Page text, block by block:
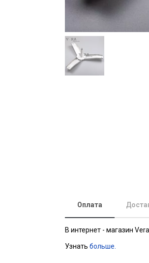
Оплата
В интернет - магазин
Узнать больше.